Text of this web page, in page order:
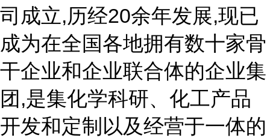
司成立,历经20余年发展,现已
成为在全国各地拥有数十家骨
干企业和企业联合体的企业集
团,是集化学科研、化工产品
开发和定制以及经营于一体的